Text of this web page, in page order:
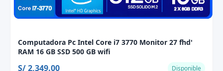
Computadora Pc Intel Core i7 3770 Monitor 27 fhd'
RAM 16 GB SSD 500 GB wifi
S/ 2,349.00 Disponible